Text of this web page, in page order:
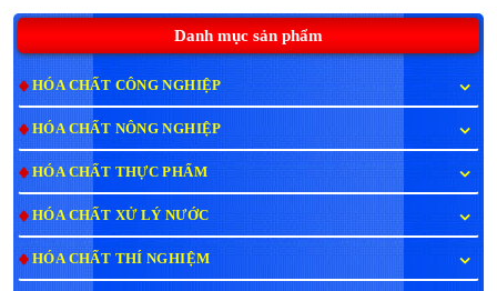
Danh mục sản phẩm
HÓA CHẤT CÔNG NGHIỆP
HÓA CHẤT NÔNG NGHIỆP
HÓA CHẤT THỰC PHẨM
HÓA CHẤT XỬ LÝ NƯỚC
HÓA CHẤT THÍ NGHIỆM